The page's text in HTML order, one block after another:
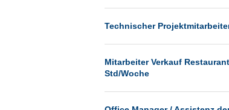
Neumünster
Oldenburg
Paderborn
Technischer
Mitarbeiter Verkauf
Std/Woche